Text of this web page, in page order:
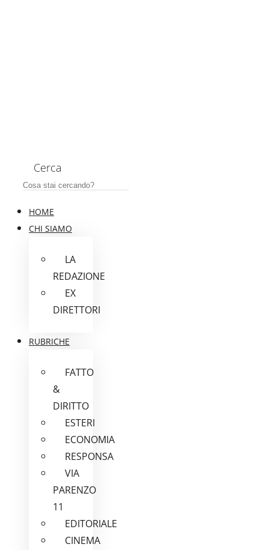
Cerca
HOME
CHI SIAMO
LA
REDAZIONE
EX
DIRETTORI
RUBRICHE
FATTO
&
DIRITTO
ESTERI
ECONOMIA
RESPONSA
VIA
PARENZO
11
EDITORIALE
CINEMA